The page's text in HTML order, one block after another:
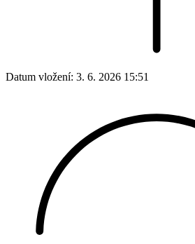
Datum vložení: 3. 6. 2026 15:51